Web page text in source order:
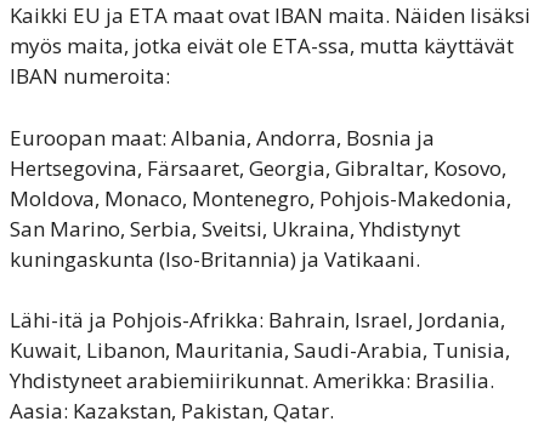
Kaikki EU ja ETA maat ovat IBAN maita. Näiden lisäksi
myös maita, jotka eivät ole ETA-ssa, mutta käyttävät
IBAN numeroita:
Euroopan maat: Albania, Andorra, Bosnia ja
Hertsegovina, Färsaaret, Georgia, Gibraltar, Kosovo,
Moldova, Monaco, Montenegro, Pohjois-Makedonia,
San Marino, Serbia, Sveitsi, Ukraina, Yhdistynyt
kuningaskunta (Iso-Britannia) ja Vatikaani.
Lähi-itä ja Pohjois-Afrikka: Bahrain, Israel, Jordania,
Kuwait, Libanon, Mauritania, Saudi-Arabia, Tunisia,
Yhdistyneet arabiemiirikunnat. Amerikka: Brasilia.
Aasia: Kazakstan, Pakistan, Qatar.